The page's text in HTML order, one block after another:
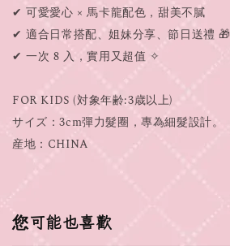
✔ 可愛愛心 × 馬卡龍配色，甜美不膩
✔ 適合日常搭配、姐妹分享、節日送禮 🎁
✔ 一次 8 入，實用又超值 ✧
FOR KIDS (対象年齢:3歳以上)
サイズ：3cm彈力髮圈，專為細髮設計。
産地：CHINA
您可能也喜歡